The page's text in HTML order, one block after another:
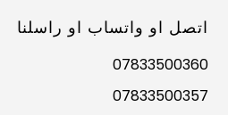
اتصل او واتساب او راسلنا
07833500360
07833500357